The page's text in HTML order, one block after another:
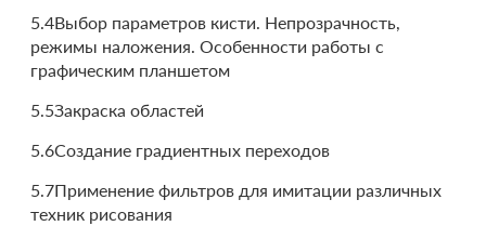
5.4Выбор параметров кисти. Непрозрачность,
режимы наложения. Особенности работы с
графическим планшетом
5.5Закраска областей
5.6Создание градиентных переходов
5.7Применение фильтров для имитации различных
техник рисования